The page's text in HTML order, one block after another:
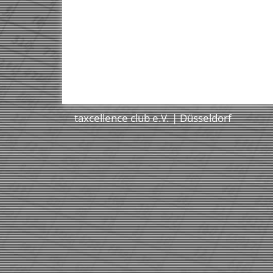
taxcellence club e.V. | Düsseldorf